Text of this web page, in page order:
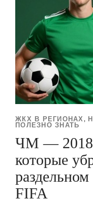
ЖКХ В РЕГИОНАХ,
ПОЛЕЗНО ЗНАТЬ
ЧМ — 2018:
которые
FIFA